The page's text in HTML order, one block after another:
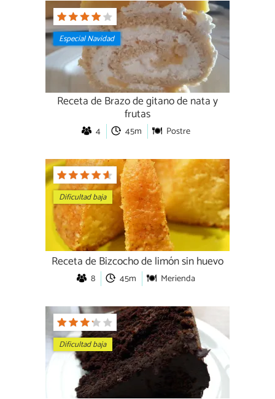
Especial Navidad
Receta de Brazo de gitano de nata y
frutas
4 45m Postre
Dificultad baja
Receta de Bizcocho de limón sin huevo
8 45m Merienda
Dificultad baja